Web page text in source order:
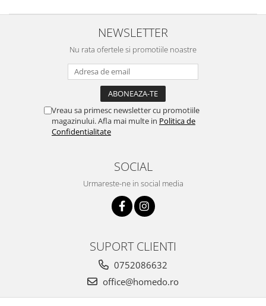
Ustensile cofetarie si patiserie
Forme briose
Ornare, insiropare si decorare
Ustensile antiaderente
Ustensile de masura
NEWSLETTER
Nu rata ofertele si promotiile noastre
Vreau sa primesc newsletter cu promotiile
magazinului. Afla mai multe in Politica de
Confidentialitate
SOCIAL
Urmareste-ne in social media
SUPORT CLIENTI
0752086632
office@homedo.ro